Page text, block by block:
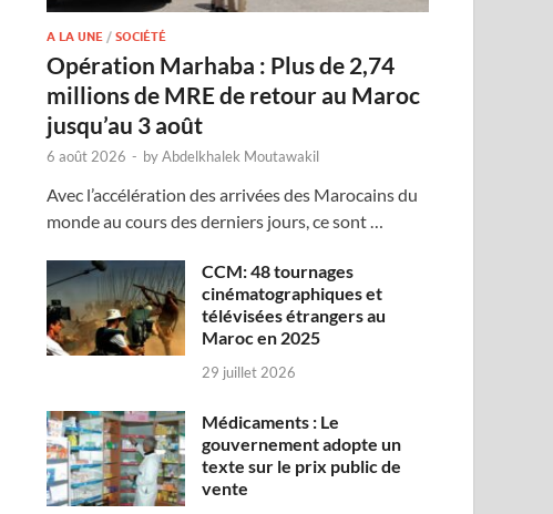
A LA UNE /SOCIÉTÉ
Opération Marhaba : Plus de 2,74
millions de MRE de retour au Maroc
jusqu’au 3 août
6 août 2026 - byAbdelkhalek Moutawakil
Avec l’accélération des arrivées des Marocains du
monde au cours des derniers jours, ce sont …
CCM: 48 tournages
cinématographiques et
télévisées étrangers au
Maroc en 2025
29 juillet 2026
Médicaments : Le
gouvernement adopte un
texte sur le prix public de
vente